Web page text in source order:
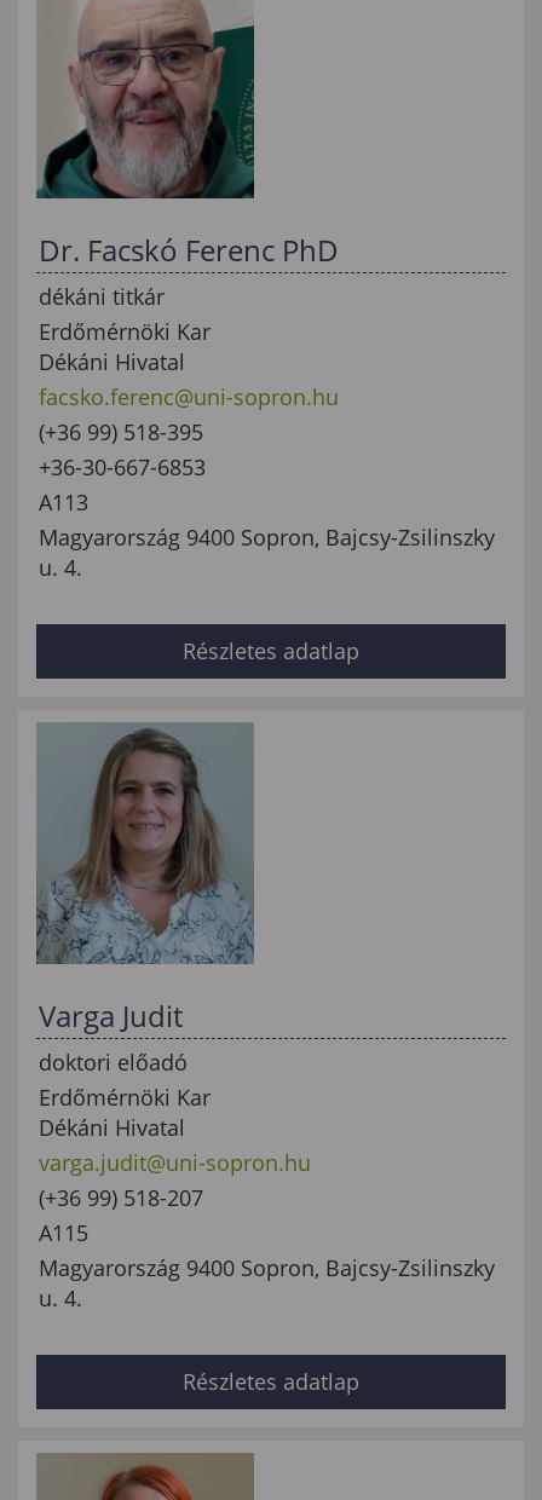
Dr. Facskó Ferenc PhD
dékáni titkár
Erdőmérnöki Kar
Dékáni Hivatal
facsko.ferenc@uni-sopron.hu
(+36 99) 518-395
+36-30-667-6853
A113
Magyarország 9400 Sopron, Bajcsy-Zsilinszky
u. 4.
Részletes adatlap
Varga Judit
doktori előadó
Erdőmérnöki Kar
Dékáni Hivatal
varga.judit@uni-sopron.hu
(+36 99) 518-207
A115
Magyarország 9400 Sopron, Bajcsy-Zsilinszky
u. 4.
Részletes adatlap